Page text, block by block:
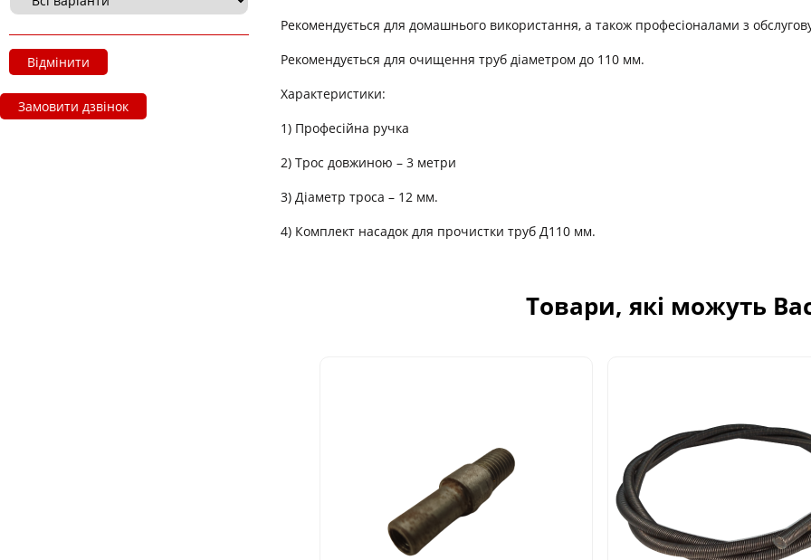
Відмінити
Замовити дзвінок
Рекомендується для домашнього використання, а також професіоналами з
Рекомендується для очищення труб діаметром до 110 мм.
Характеристики:
1) Професійна ручка
2) Трос довжиною – 3 метри
3) Діаметр троса – 12 мм.
4) Комплект насадок для прочистки труб Д110 мм.
Товари, які можуть